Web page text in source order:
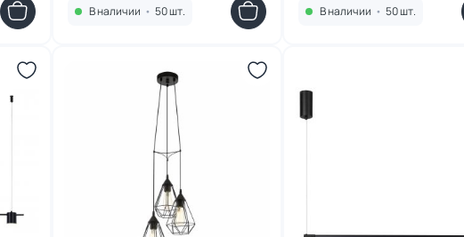
В наличии • 50 шт. В наличии • 50 шт.